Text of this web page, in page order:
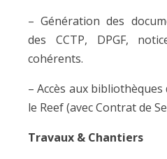
– Génération des
des CCTP, DPGF,
cohérents.
– Accès aux bibliothèques
le Reef (avec Contrat de
Travaux & Chantiers